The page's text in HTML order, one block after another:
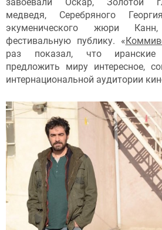
медведя, Серебряного
экуменического жюри
фестивальную публику. «
раз показал, что
предложить миру интересное,
интернациональной аудитории